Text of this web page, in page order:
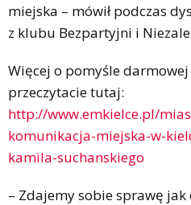
miejska – mówił podczas
z klubu Bezpartyjni i
Więcej o pomyśle
przeczytacie tutaj:
http://www.emkielce.pl/
komunikacja-miejska-w-
kamila-suchanskiego
– Zdajemy sobie sprawę jak